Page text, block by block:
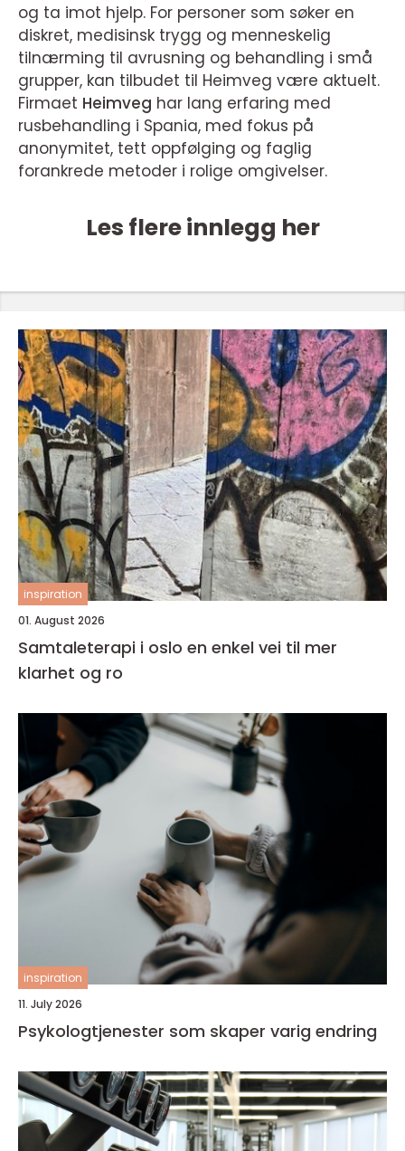
og ta imot hjelp. For personer som søker en
diskret, medisinsk trygg og menneskelig
tilnærming til avrusning og behandling i små
grupper, kan tilbudet til Heimveg være aktuelt.
Firmaet Heimveg har lang erfaring med
rusbehandling i Spania, med fokus på
anonymitet, tett oppfølging og faglig
forankrede metoder i rolige omgivelser.
Les flere innlegg her
inspiration
01. August 2026
Samtaleterapi i oslo en enkel vei til mer
klarhet og ro
inspiration
11. July 2026
Psykologtjenester som skaper varig endring